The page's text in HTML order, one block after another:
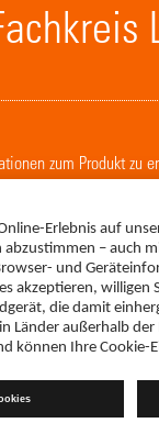
zum Produkt
LOGIN